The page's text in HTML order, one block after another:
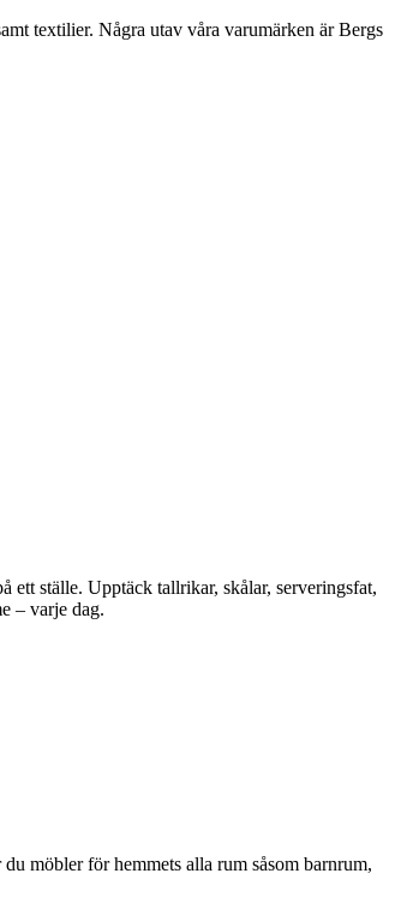
textilier. Några utav våra varumärken är Bergs
ställe. Upptäck tallrikar, skålar, serveringsfat,
– varje dag.
möbler för hemmets alla rum såsom barnrum,